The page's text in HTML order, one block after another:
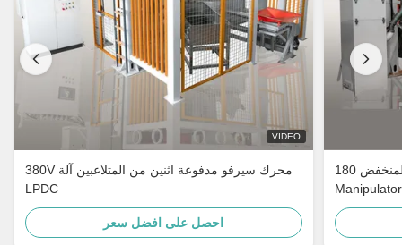
VIDEO
380V محرك سيرفو مدفوعة اثنين من المتلاعبين آلة
LPDC
احصل على افضل سعر
آلة الصب بالقالب ذات الضغط المنخفض 180KW 1
Manipulator